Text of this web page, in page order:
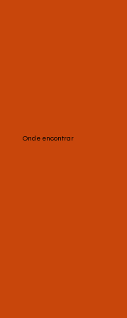
Onde encontrar